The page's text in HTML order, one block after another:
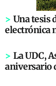
> Una tesis
electrónica
> La UDC,
aniversario